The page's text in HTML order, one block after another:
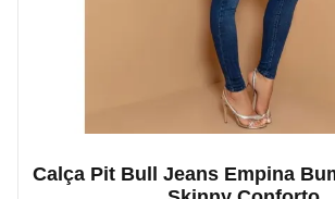
Calça Pit Bull Jeans Empina